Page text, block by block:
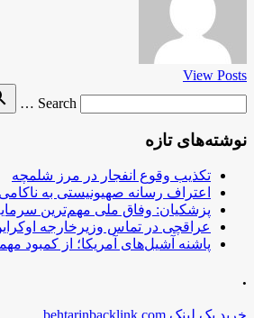
View Posts
Search …
نوشته‌های تازه
تکذیب وقوع انفجار در مرز شلمچه
اعتراف رسانه صهیونیستی به
پزشکیان: وفاق ملی مهم‌ترین
عراقچی در تماس وزیرخارجه
پاشنه آشیل‌های آمریکا؛ از کمبود
.
خرید بک لینک behtarinbacklink.com